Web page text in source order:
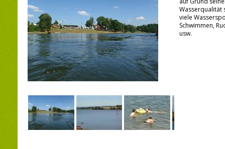
Wasserqualität
viele
Schwimmen,
usw.